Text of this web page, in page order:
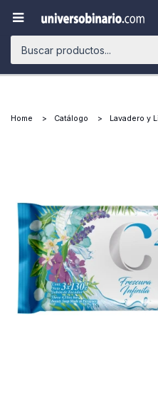

Home Catálogo Lavadero y